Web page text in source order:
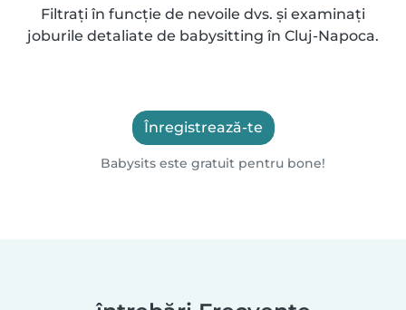
Filtrați în funcție de nevoile dvs. și examinați
joburile detaliate de babysitting în Cluj-Napoca.
Înregistrează-te
Babysits este gratuit pentru bone!